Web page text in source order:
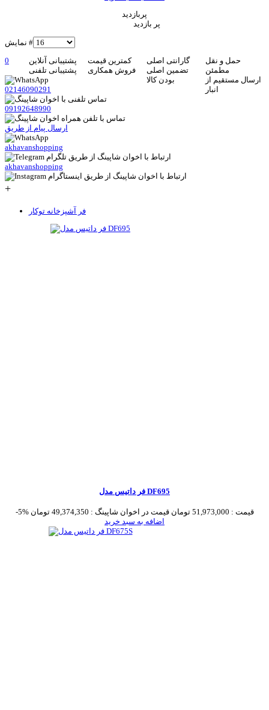
پربازدید
پر بازدید
نمایش #
حمل و نقل
مطمئن
ارسال مستقیم از
انبار
گارانتی اصلی
تضمین اصلی
بودن کالا
کمترین قیمت
فروش همکاری
پشتیبانی آنلاین
پشتیبانی تلفنی
0
02146090291
09192648990
ارسال پیام از طریق
akhavanshopping
akhavanshopping
+
فر آشپزخانه توکار
فر داتیس مدل DF695
-5% قیمت : 51,973,000 تومان قیمت در اخوان شاپینگ : 49,374,350 تومان
اضافه به سبد خرید